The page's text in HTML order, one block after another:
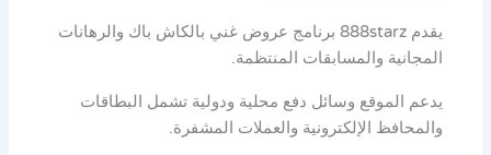
يقدم 888starz برنامج عروض غني بالكاش باك والرهانات
المجانية والمسابقات المنتظمة.
يدعم الموقع وسائل دفع محلية ودولية تشمل البطاقات
والمحافظ الإلكترونية والعملات المشفرة.